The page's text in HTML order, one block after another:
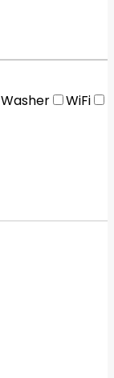
Washer
WiFi